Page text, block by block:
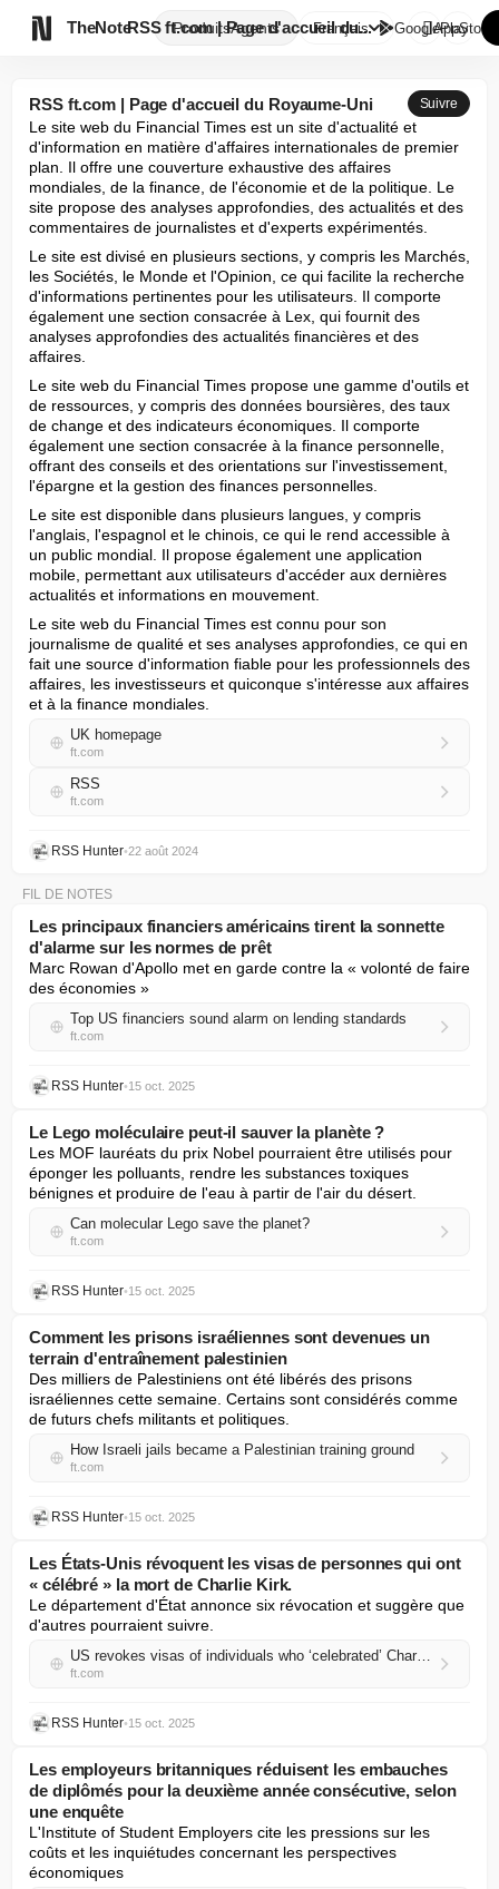
TheNote ProduitsAgents
RSS ft.com | Page d'accueil du...
Français GooglePlay
AppStore
RSS ft.com | Page d'accueil du Royaume-Uni Suivre
Le site web du Financial Times est un site d'actualité et
d'information en matière d'affaires internationales de premier
plan. Il offre une couverture exhaustive des affaires
mondiales, de la finance, de l'économie et de la politique. Le
site propose des analyses approfondies, des actualités et des
commentaires de journalistes et d'experts expérimentés.
Le site est divisé en plusieurs sections, y compris les Marchés,
les Sociétés, le Monde et l'Opinion, ce qui facilite la recherche
d'informations pertinentes pour les utilisateurs. Il comporte
également une section consacrée à Lex, qui fournit des
analyses approfondies des actualités financières et des
affaires.
Le site web du Financial Times propose une gamme d'outils et
de ressources, y compris des données boursières, des taux
de change et des indicateurs économiques. Il comporte
également une section consacrée à la finance personnelle,
offrant des conseils et des orientations sur l'investissement,
l'épargne et la gestion des finances personnelles.
Le site est disponible dans plusieurs langues, y compris
l'anglais, l'espagnol et le chinois, ce qui le rend accessible à
un public mondial. Il propose également une application
mobile, permettant aux utilisateurs d'accéder aux dernières
actualités et informations en mouvement.
Le site web du Financial Times est connu pour son
journalisme de qualité et ses analyses approfondies, ce qui en
fait une source d'information fiable pour les professionnels des
affaires, les investisseurs et quiconque s'intéresse aux affaires
et à la finance mondiales.
UK homepage
ft.com
RSS
ft.com
RSS Hunter•22 août 2024
FIL DE NOTES
Les principaux financiers américains tirent la sonnette
d'alarme sur les normes de prêt
Marc Rowan d'Apollo met en garde contre la « volonté de faire
des économies »
Top US financiers sound alarm on lending standards
ft.com
RSS Hunter•15 oct. 2025
Le Lego moléculaire peut-il sauver la planète ?
Les MOF lauréats du prix Nobel pourraient être utilisés pour
éponger les polluants, rendre les substances toxiques
bénignes et produire de l'eau à partir de l'air du désert.
Can molecular Lego save the planet?
ft.com
RSS Hunter•15 oct. 2025
Comment les prisons israéliennes sont devenues un
terrain d'entraînement palestinien
Des milliers de Palestiniens ont été libérés des prisons
israéliennes cette semaine. Certains sont considérés comme
de futurs chefs militants et politiques.
How Israeli jails became a Palestinian training ground
ft.com
RSS Hunter•15 oct. 2025
Les États-Unis révoquent les visas de personnes qui ont
« célébré » la mort de Charlie Kirk.
Le département d'État annonce six révocation et suggère que
d'autres pourraient suivre.
US revokes visas of individuals who ‘celebrated’ Charlie Kirk’s death
ft.com
RSS Hunter•15 oct. 2025
Les employeurs britanniques réduisent les embauches
de diplômés pour la deuxième année consécutive, selon
une enquête
L'Institute of Student Employers cite les pressions sur les
coûts et les inquiétudes concernant les perspectives
économiques